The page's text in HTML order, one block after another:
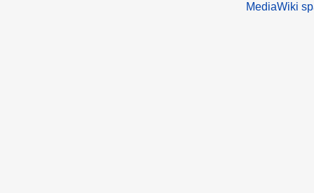
MediaWiki